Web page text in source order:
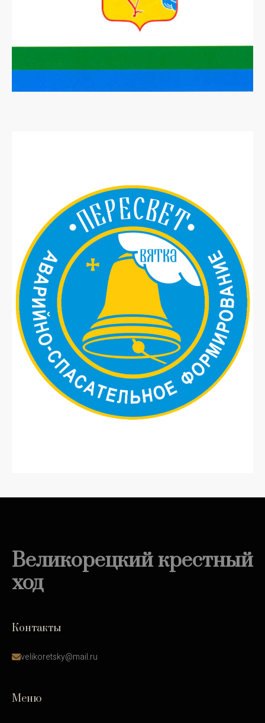
Великорецкий крестный
ход
Контакты
velikoretsky@mail.ru
Меню